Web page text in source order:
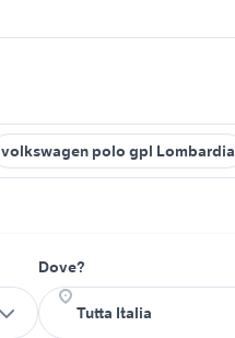
volkswagen polo gpl Lombardia
Dove?